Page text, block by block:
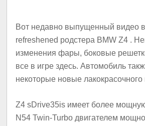
Вот недавно выпущенный видео
refreshened родстера BMW Z4 .
изменения фары, боковые
все в игре здесь. Автомобиль
некоторые новые лакокрасочного
Z4 sDrive35is имеет более
N54 Twin-Turbo двигателем